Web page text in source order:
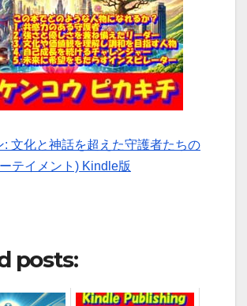
た
な
戦
い
の
た
な
戦
い
の
: 文化と神話を超えた守護者たちの
テイメント) Kindle版
posts: